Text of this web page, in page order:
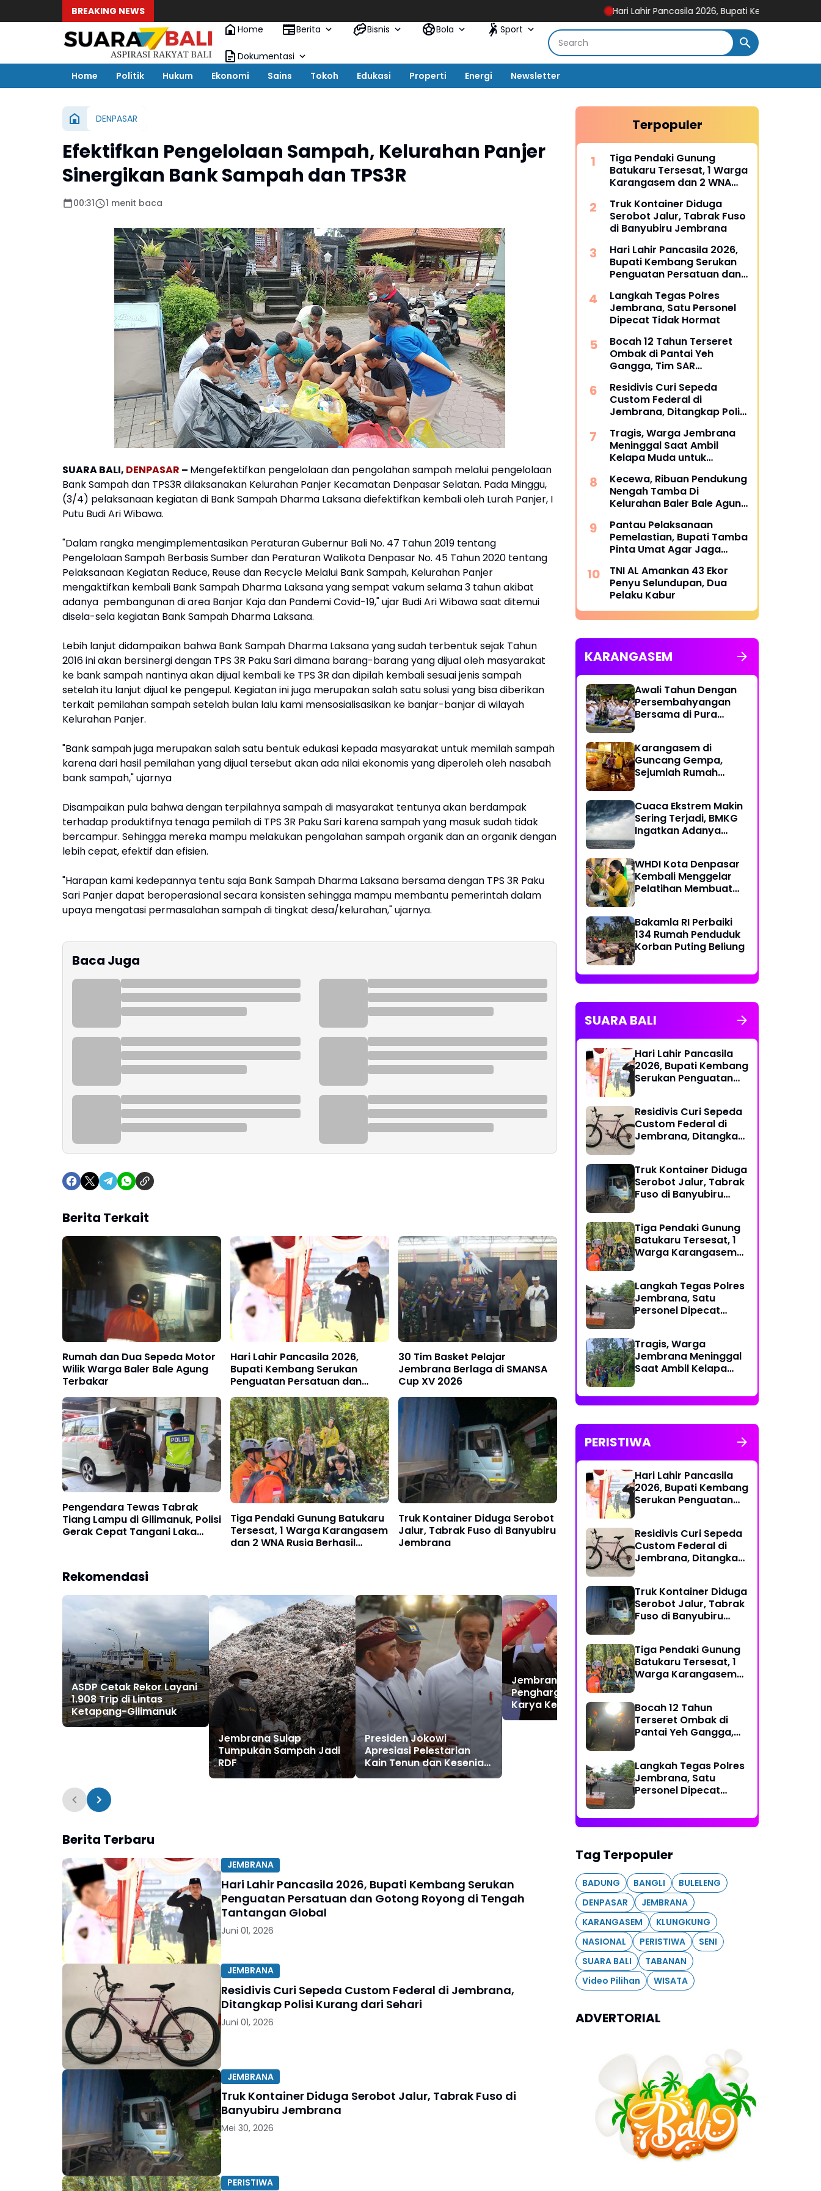
BREAKING NEWS
Hari Lahir Pancasila 2026, Bupati Kembang Serukan
Home
Berita Bisnis Bola Sport
Dokumentasi
Home
Politik Hukum Ekonomi Sains Tokoh Edukasi Properti Energi Newsletter
DENPASAR
Efektifkan Pengelolaan Sampah, Kelurahan Panjer
Sinergikan Bank Sampah dan TPS3R
00:31 1 menit baca
SUARA BALI, DENPASAR – Mengefektifkan pengelolaan dan pengolahan sampah melalui pengelolaan
Bank Sampah dan TPS3R dilaksanakan Kelurahan Panjer Kecamatan Denpasar Selatan. Pada Minggu,
(3/4) pelaksanaan kegiatan di Bank Sampah Dharma Laksana diefektifkan kembali oleh Lurah Panjer, I
Putu Budi Ari Wibawa.
"Dalam rangka mengimplementasikan Peraturan Gubernur Bali No. 47 Tahun 2019 tentang
Pengelolaan Sampah Berbasis Sumber dan Peraturan Walikota Denpasar No. 45 Tahun 2020 tentang
Pelaksanaan Kegiatan Reduce, Reuse dan Recycle Melalui Bank Sampah, Kelurahan Panjer
mengaktifkan kembali Bank Sampah Dharma Laksana yang sempat vakum selama 3 tahun akibat
adanya pembangunan di area Banjar Kaja dan Pandemi Covid-19," ujar Budi Ari Wibawa saat ditemui
disela-sela kegiatan Bank Sampah Dharma Laksana.
Lebih lanjut didampaikan bahwa Bank Sampah Dharma Laksana yang sudah terbentuk sejak Tahun
2016 ini akan bersinergi dengan TPS 3R Paku Sari dimana barang-barang yang dijual oleh masyarakat
ke bank sampah nantinya akan dijual kembali ke TPS 3R dan dipilah kembali sesuai jenis sampah
setelah itu lanjut dijual ke pengepul. Kegiatan ini juga merupakan salah satu solusi yang bisa diberikan
terkait pemilahan sampah setelah bulan lalu kami mensosialisasikan ke banjar-banjar di wilayah
Kelurahan Panjer.
"Bank sampah juga merupakan salah satu bentuk edukasi kepada masyarakat untuk memilah sampah
karena dari hasil pemilahan yang dijual tersebut akan ada nilai ekonomis yang diperoleh oleh nasabah
bank sampah," ujarnya
Disampaikan pula bahwa dengan terpilahnya sampah di masyarakat tentunya akan berdampak
terhadap produktifnya tenaga pemilah di TPS 3R Paku Sari karena sampah yang masuk sudah tidak
bercampur. Sehingga mereka mampu melakukan pengolahan sampah organik dan an organik dengan
lebih cepat, efektif dan efisien.
"Harapan kami kedepannya tentu saja Bank Sampah Dharma Laksana bersama dengan TPS 3R Paku
Sari Panjer dapat beroperasional secara konsisten sehingga mampu membantu pemerintah dalam
upaya mengatasi permasalahan sampah di tingkat desa/kelurahan," ujarnya.
Baca Juga
Berita Terkait
Rumah dan Dua Sepeda Motor
Wilik Warga Baler Bale Agung
Terbakar
Hari Lahir Pancasila 2026,
Bupati Kembang Serukan
Penguatan Persatuan dan
Gotong Royong di Tengah
Tantangan Global
30 Tim Basket Pelajar
Jembrana Berlaga di SMANSA
Cup XV 2026
Pengendara Tewas Tabrak
Tiang Lampu di Gilimanuk, Polisi
Gerak Cepat Tangani Laka
Tiga Pendaki Gunung Batukaru
Tersesat, 1 Warga Karangasem
dan 2 WNA Rusia Berhasil
Truk Kontainer Diduga Serobot
Jalur, Tabrak Fuso di Banyubiru
Jembrana
Rekomendasi
ASDP Cetak Rekor Layani
1.908 Trip di Lintas
Ketapang-Gilimanuk
Jembrana Sulap
Tumpukan Sampah Jadi
RDF
Presiden Jokowi
Apresiasi Pelestarian
Kain Tenun dan Kesenian
Jegog, Bupati Tamba
Jembrana Diganjar
Penghargaan Manggala
Karya Kencana dari
BKKBN RI
Layani Angkutan Liburan
Tahun Baru, ASDP
Tingkatkan Fasilitas dan
di Lintas Utama
Berita Terbaru
JEMBRANA
Hari Lahir Pancasila 2026, Bupati Kembang Serukan
Penguatan Persatuan dan Gotong Royong di Tengah
Tantangan Global
Juni 01, 2026
JEMBRANA
Residivis Curi Sepeda Custom Federal di Jembrana,
Ditangkap Polisi Kurang dari Sehari
Juni 01, 2026
JEMBRANA
Truk Kontainer Diduga Serobot Jalur, Tabrak Fuso di
Banyubiru Jembrana
Mei 30, 2026
PERISTIWA
Terpopuler
Tiga Pendaki Gunung
Batukaru Tersesat, 1 Warga
Karangasem dan 2 WNA
Tim SAR Gabungan
Truk Kontainer Diduga
Serobot Jalur, Tabrak Fuso
di Banyubiru Jembrana
Hari Lahir Pancasila 2026,
Bupati Kembang Serukan
Penguatan Persatuan dan
Tantangan Global
Langkah Tegas Polres
Jembrana, Satu Personel
Dipecat Tidak Hormat
Bocah 12 Tahun Terseret
Ombak di Pantai Yeh
Gangga, Tim SAR
Pesisir
Residivis Curi Sepeda
Custom Federal di
Jembrana, Ditangkap Polisi
Tragis, Warga Jembrana
Meninggal Saat Ambil
Kelapa Muda untuk
Kecewa, Ribuan Pendukung
Nengah Tamba Di
Kelurahan Baler Bale Agung
Pantau Pelaksanaan
Pemelastian, Bupati Tamba
Pinta Umat Agar Jaga
TNI AL Amankan 43 Ekor
Penyu Selundupan, Dua
Pelaku Kabur
KARANGASEM
Awali Tahun Dengan
Persembahyangan
Bersama di Pura
Karangasem di
Guncang Gempa,
Sejumlah Rumah
Cuaca Ekstrem Makin
Sering Terjadi, BMKG
Ingatkan Adanya
WHDI Kota Denpasar
Kembali Menggelar
Pelatihan Membuat
Bakamla RI Perbaiki
134 Rumah Penduduk
Korban Puting Beliung
SUARA BALI
Hari Lahir Pancasila
2026, Bupati Kembang
Serukan Penguatan
Tengah Tantangan
Global
Residivis Curi Sepeda
Custom Federal di
Jembrana, Ditangkap
Truk Kontainer Diduga
Serobot Jalur, Tabrak
Fuso di Banyubiru
Tiga Pendaki Gunung
Batukaru Tersesat, 1
Warga Karangasem
Tim SAR Gabungan
Langkah Tegas Polres
Jembrana, Satu
Personel Dipecat
Tragis, Warga
Jembrana Meninggal
Saat Ambil Kelapa
PERISTIWA
Hari Lahir Pancasila
2026, Bupati Kembang
Serukan Penguatan
Tengah Tantangan
Global
Residivis Curi Sepeda
Custom Federal di
Jembrana, Ditangkap
Truk Kontainer Diduga
Serobot Jalur, Tabrak
Fuso di Banyubiru
Tiga Pendaki Gunung
Batukaru Tersesat, 1
Warga Karangasem
Tim SAR Gabungan
Bocah 12 Tahun
Terseret Ombak di
Pantai Yeh Gangga,
Langkah Tegas Polres
Jembrana, Satu
Personel Dipecat
Tag Terpopuler
BADUNG BANGLI
BULELENG
DENPASAR
JEMBRANA
KARANGASEM
KLUNGKUNG
NASIONAL
PERISTIWA
SENI
SUARA BALI
TABANAN
Video Pilihan
WISATA
ADVERTORIAL